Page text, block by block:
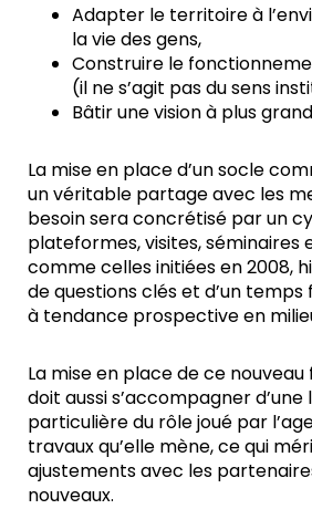
Adapter le territoire à
la vie des gens,
Construire le
(il ne s’agit pas du sens
Bâtir une vision à plus
La mise en place d’un socle
un véritable partage avec les
besoin sera concrétisé par un
plateformes, visites, séminaires
comme celles initiées en 2008,
de questions clés et d’un temps
à tendance prospective en
La mise en place de ce
doit aussi s’accompagner d’une
particulière du rôle joué par
travaux qu’elle mène, ce qui
ajustements avec les
nouveaux.